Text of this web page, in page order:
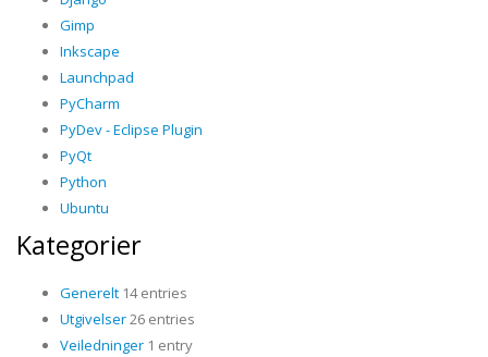
Gimp
Inkscape
Launchpad
PyCharm
PyDev - Eclipse Plugin
PyQt
Python
Ubuntu
Kategorier
Generelt 14 entries
Utgivelser26 entries
Veiledninger 1 entry